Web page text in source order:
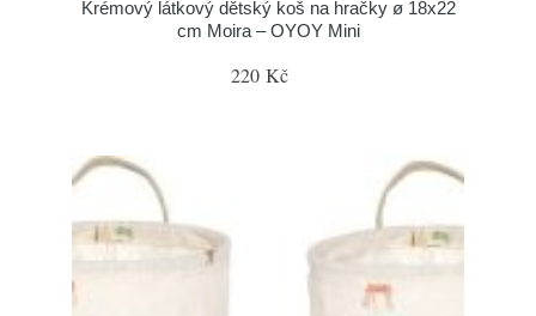
Krémový látkový dětský koš na hračky ø 18x22
cm Moira – OYOY Mini
220 Kč